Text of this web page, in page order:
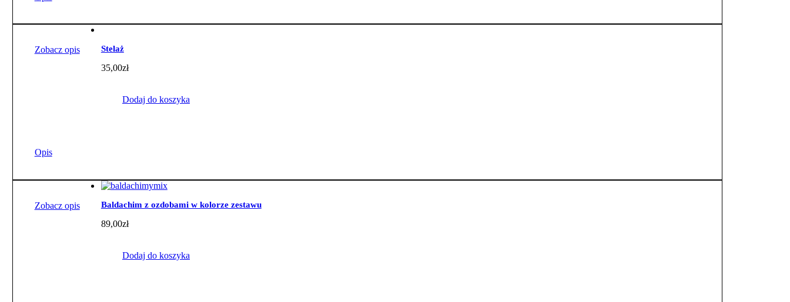
Zobacz opis Stelaż
35,00zł
Dodaj do koszyka
Opis
Zobacz opis Baldachim z ozdobami w kolorze zestawu
89,00zł
Dodaj do koszyka